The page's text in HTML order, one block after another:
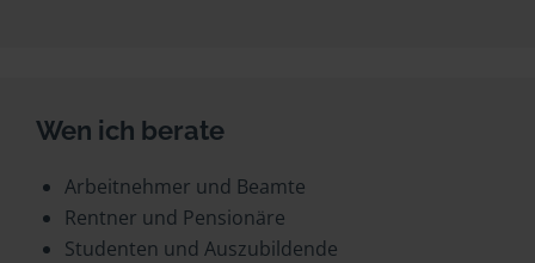
Wen ich berate
Arbeitnehmer und Beamte
Rentner und Pensionäre
Studenten und Auszubildende